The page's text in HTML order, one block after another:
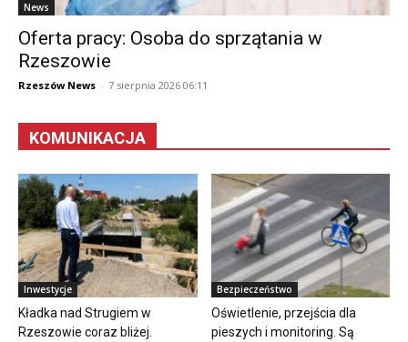
News
Oferta pracy: Osoba do sprzątania w
Rzeszowie
Rzeszów News - 7 sierpnia 2026 06:11
KOMUNIKACJA
Inwestycje
Kładka nad Strugiem w
Rzeszowie coraz bliżej.
Bezpieczeństwo
Oświetlenie, przejścia dla
pieszych i monitoring. Są